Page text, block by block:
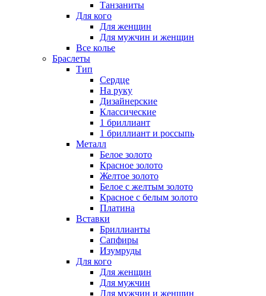
Танзаниты
Для кого
Для женщин
Для мужчин и женщин
Все колье
Браслеты
Тип
Сердце
На руку
Дизайнерские
Классические
1 бриллиант
1 бриллиант и россыпь
Металл
Белое золото
Красное золото
Желтое золото
Белое с желтым золото
Красное с белым золото
Платина
Вставки
Бриллианты
Сапфиры
Изумруды
Для кого
Для женщин
Для мужчин
Для мужчин и женщин